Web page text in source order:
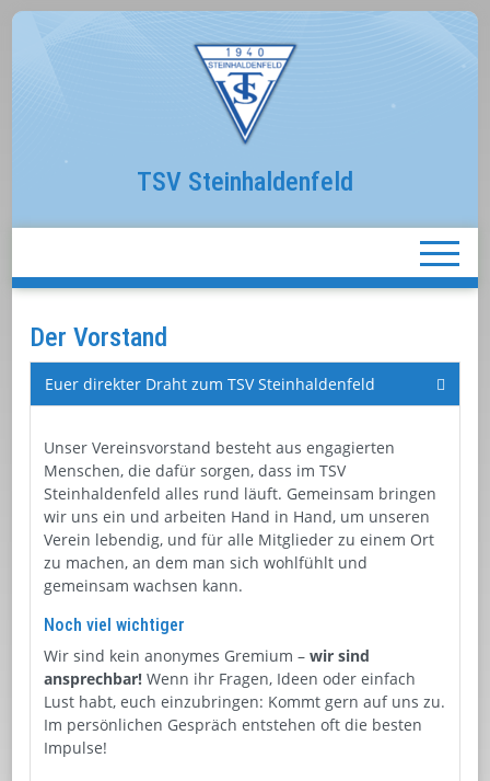
TSV Steinhaldenfeld
Der Vorstand
Euer direkter Draht zum TSV Steinhaldenfeld
Unser Vereinsvorstand besteht aus engagierten
Menschen, die dafür sorgen, dass im TSV
Steinhaldenfeld alles rund läuft. Gemeinsam bringen
wir uns ein und arbeiten Hand in Hand, um unseren
Verein lebendig, und für alle Mitglieder zu einem Ort
zu machen, an dem man sich wohlfühlt und
gemeinsam wachsen kann.
Noch viel wichtiger
Wir sind kein anonymes Gremium –wir sind
ansprechbar! Wenn ihr Fragen, Ideen oder einfach
Lust habt, euch einzubringen: Kommt gern auf uns zu.
Im persönlichen Gespräch entstehen oft die besten
Impulse!